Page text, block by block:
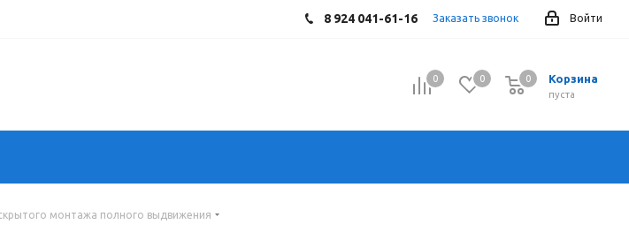
Войти
8 924 041-61-16 Заказать звонок
0 0 Корзина
0
пуста
0
монтажа полного выдвижения